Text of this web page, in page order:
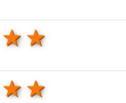
4 stars
3 stars
4 stars
3 stars